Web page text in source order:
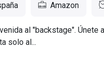
Amazon
al "backstage".
solo al...